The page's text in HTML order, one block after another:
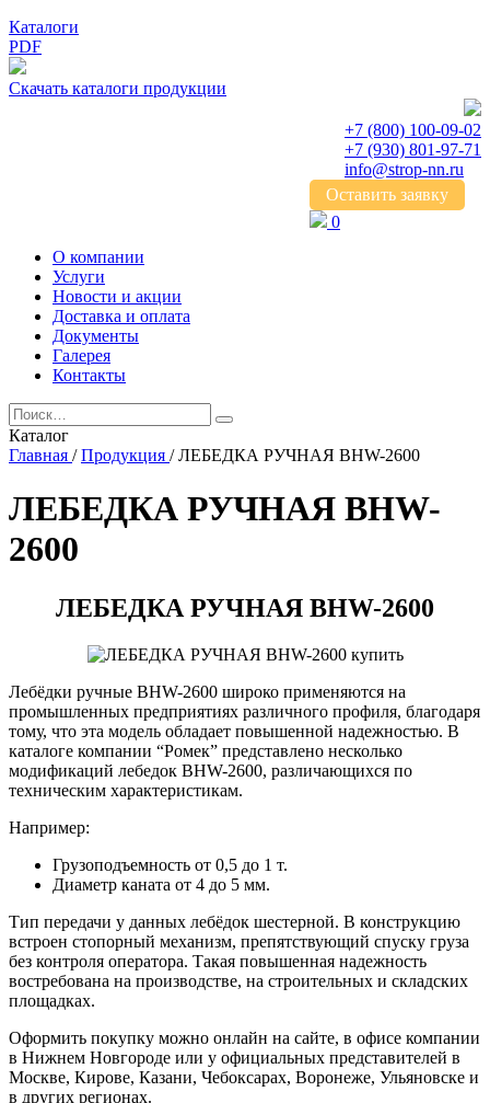
Каталоги
PDF
Скачать каталоги продукции
+7 (800) 100-09-02
+7 (930) 801-97-71
info@strop-nn.ru
Оставить заявку
0
О компании
Услуги
Новости и акции
Доставка и оплата
Документы
Галерея
Контакты
Каталог
Главная / Продукция / ЛЕБЕДКА РУЧНАЯ BHW-2600
ЛЕБЕДКА РУЧНАЯ BHW-
2600
ЛЕБЕДКА РУЧНАЯ BHW-2600
Лебёдки ручные BHW-2600 широко применяются на
промышленных предприятиях различного профиля, благодаря
тому, что эта модель обладает повышенной надежностью. В
каталоге компании “Ромек” представлено несколько
модификаций лебедок BHW-2600, различающихся по
техническим характеристикам.
Например:
Грузоподъемность от 0,5 до 1 т.
Диаметр каната от 4 до 5 мм.
Тип передачи у данных лебёдок шестерной. В конструкцию
встроен стопорный механизм, препятствующий спуску груза
без контроля оператора. Такая повышенная надежность
востребована на производстве, на строительных и складских
площадках.
Оформить покупку можно онлайн на сайте, в офисе компании
в Нижнем Новгороде или у официальных представителей в
Москве, Кирове, Казани, Чебоксарах, Воронеже, Ульяновске и
в других регионах.